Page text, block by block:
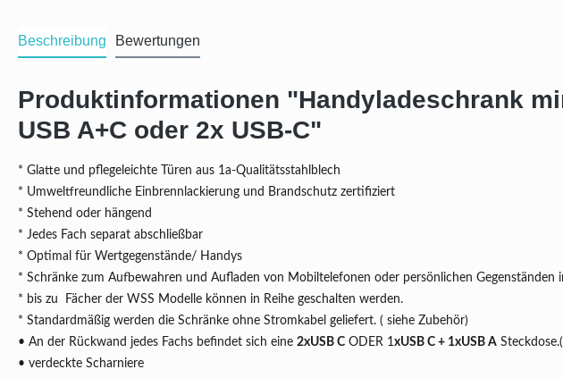
Beschreibung Bewertungen
Produktinformationen "Handyladeschrank
USB A+C oder 2x USB-C"
* Glatte und pflegeleichte Türen aus 1a-Qualitätsstahlblech
* Umweltfreundliche Einbrennlackierung und Brandschutz zertifiziert
* Stehend oder hängend
* Jedes Fach separat abschließbar
* Optimal für Wertgegenstände/ Handys
* Schränke zum Aufbewahren und Aufladen von Mobiltelefonen oder persönlichen
* bis zu Fächer der WSS Modelle können in Reihe geschalten werden.
* Standardmäßig werden die Schränke ohne Stromkabel geliefert. ( siehe Zubehör)
• An der Rückwand jedes Fachs befindet sich eine 2xUSB C ODER 1xUSB C + 1xUSB A
• verdeckte Scharniere